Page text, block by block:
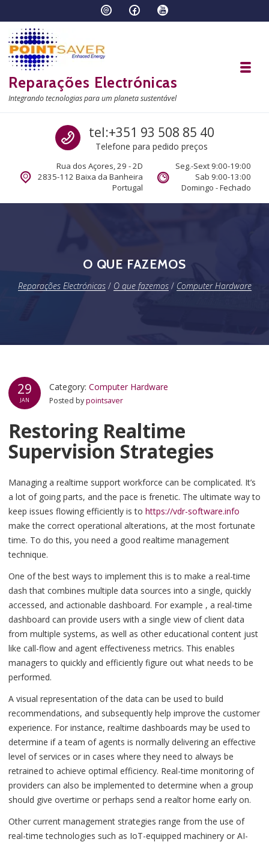
Reparações Electrónicas
Integrando tecnologias para um planeta sustentável
Call us
tel:+351 93 508 85 40
Telefone para pedido preços
Rua dos Açores, 29 - 2D
2835-112 Baixa da Banheira
Portugal
Seg.-Sext 9:00-19:00
Sab 9:00-13:00
Domingo - Fechado
O QUE FAZEMOS
Reparações Electrónicas/ O que fazemos/ Computer Hardware
29
JAN
Category:Computer Hardware
Posted bypointsaver
Restoring Realtime
Supervision Strategies
Managing a realtime support workforce can be complicated. It’s
a lot of going parts, and the pace is frenetic. The ultimate way to
keep issues flowing efficiently is to https://vdr-software.info
make the correct operational alterations, at the most fortunate
time. To do this, you need a good realtime management
technique.
One of the best ways to implement this is to make a real-time
dash that combines multiple data sources into a single, quickly
accessed, and actionable dashboard. For example , a real-time
dashboard can provide users with a single view of client data
from multiple systems, as well as other educational content just
like call-flow and agent effectiveness metrics. This enables
managers to quickly and efficiently figure out what needs to be
performed.
A visual representation of the data can be used to build
recommendations, and subsequently help improve the customer
experience. For instance, realtime dashboards may be used to
determine if a team of agents is normally delivering an effective
level of services or in cases where they need to always be
retrained to achieve optimal efficiency. Real-time monitoring of
providers can also be implemented to determine when a group
should give overtime or perhaps send a realtor home early on.
Other current management strategies range from the use of
real-time technologies such as IoT-equipped machinery or AI-